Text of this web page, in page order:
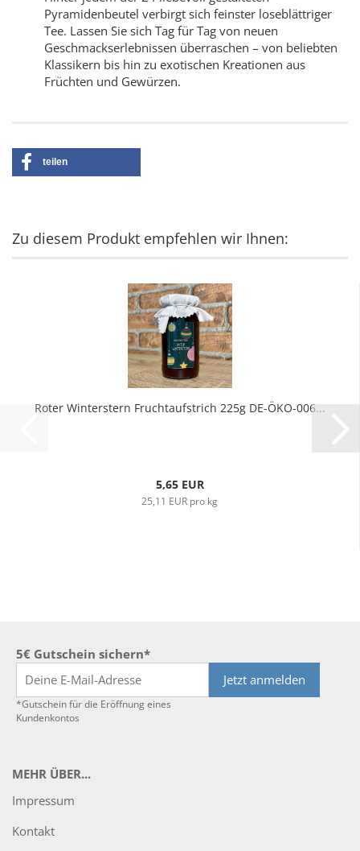
Pyramidenbeutel verbirgt sich feinster loseblättriger
Tee. Lassen Sie sich Tag für Tag von neuen
Geschmackserlebnissen überraschen – von beliebten
Klassikern bis hin zu exotischen Kreationen aus
Früchten und Gewürzen.
teilen
Zu diesem Produkt empfehlen wir Ihnen:
Roter Winterstern Fruchtaufstrich 225g DE-ÖKO-006...
5,65 EUR
25,11 EUR pro kg
5€ Gutschein sichern*
Jetzt anmelden
*Gutschein für die Eröffnung eines
Kundenkontos
MEHR ÜBER...
Impressum
Kontakt